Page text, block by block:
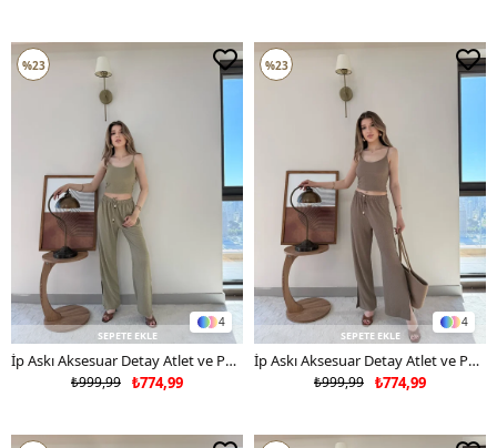
4
SEPETE EKLE
İp Askı Aksesuar Detay Atlet ve Pantolonlu Gofre İkili Takım Haki 2336
₺774,99
₺999,99
%23
4
SEPETE EKLE
İp Askı Aksesuar Detay Atlet ve Pantolonlu Gofre İkili Takım Vizon 2336
₺774,99
₺999,99
%23